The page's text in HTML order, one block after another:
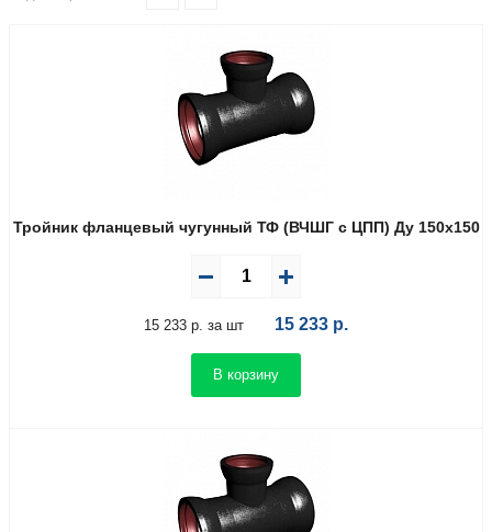
Тройник фланцевый чугунный ТФ (ВЧШГ с ЦПП) Ду 150х150
15 233 р. за шт 15 233 р.
В корзину